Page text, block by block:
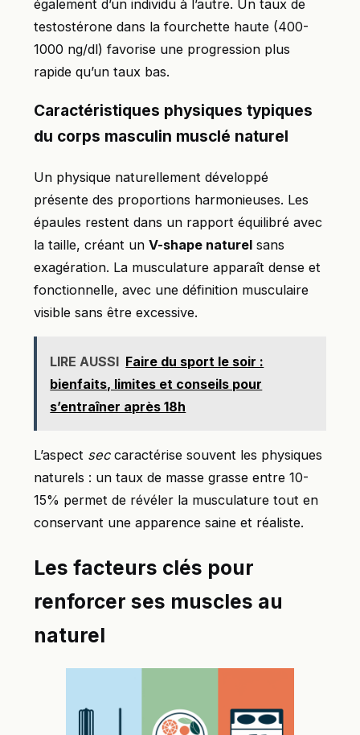
également d’un individu à l’autre. Un taux de
testostérone dans la fourchette haute (400-
1000 ng/dl) favorise une progression plus
rapide qu’un taux bas.
Caractéristiques physiques typiques
du corps masculin musclé naturel
Un physique naturellement développé
présente des proportions harmonieuses. Les
épaules restent dans un rapport équilibré avec
la taille, créant un V-shape naturel sans
exagération. La musculature apparaît dense et
fonctionnelle, avec une définition musculaire
visible sans être excessive.
LIRE AUSSI Faire du sport le soir :
bienfaits, limites et conseils pour
s’entraîner après 18h
L’aspect seccaractérise souvent les physiques
naturels : un taux de masse grasse entre 10-
15% permet de révéler la musculature tout en
conservant une apparence saine et réaliste.
Les facteurs clés pour
renforcer ses muscles au
naturel